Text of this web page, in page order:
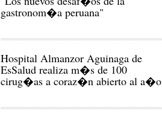
gastronom�a peruana"
Hospital Almanzor Aguinaga de
EsSalud realiza m�s de 100
cirug�as a coraz�n abierto al a�o